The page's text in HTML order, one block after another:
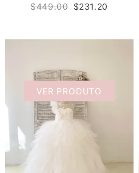
$449.00 $231.20
VER PRODUTO